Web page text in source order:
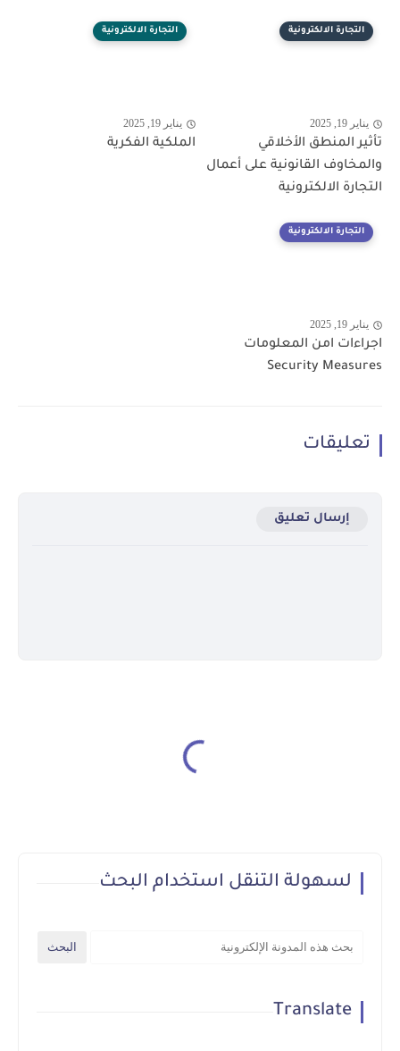
التجارة الالكترونية
يناير 19, 2025
تأثير المنطق الأخلاقي
والمخاوف القانونية على أعمال
التجارة الالكترونية
التجارة الالكترونية
يناير 19, 2025
الملكية الفكرية
التجارة الالكترونية
يناير 19, 2025
اجراءات امن المعلومات
Security Measures
تعليقات
إرسال تعليق
لسهولة التنقل استخدام البحث
Translate